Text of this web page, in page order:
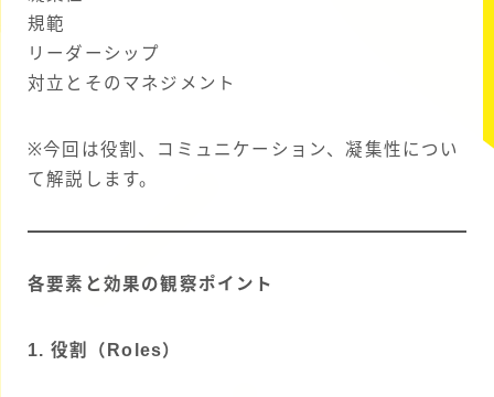
規範
リーダーシップ
対立とそのマネジメント
※今回は役割、コミュニケーション、凝集性につい
て解説します。
各要素と効果の観察ポイント
1. 役割（Roles）